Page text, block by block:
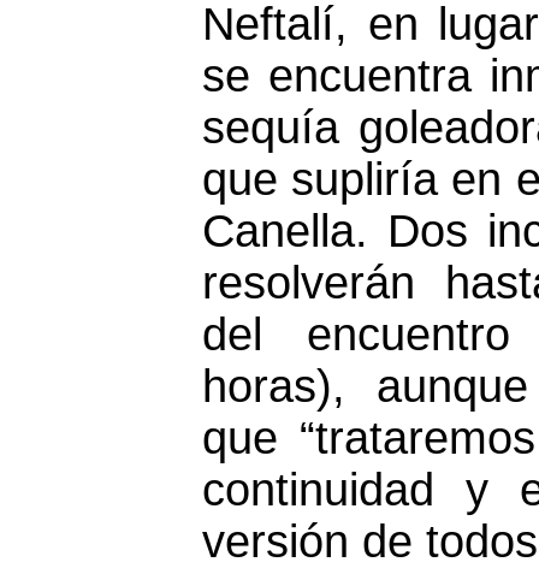
Neftalí, en
se encuentra
sequía
que supliría en
Canella. Dos
resolverán
del
horas),
que
continuidad y
versión de